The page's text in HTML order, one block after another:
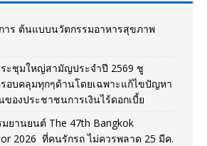
าร ต้นแบบนวัตกรรมอาหารสุขภาพ
ะชุมใหญ่สามัญประจำปี 2569 ชู
อบคลุมทุกๆด้านโดยเฉพาะแก้ไขปัญหา
องประชาชนการเงินไร้ดอกเบี้ย
ยานยนต์ The 47th Bangkok
2026 ที่คนรักรถ ไม่ควรพลาด 25 มีค.